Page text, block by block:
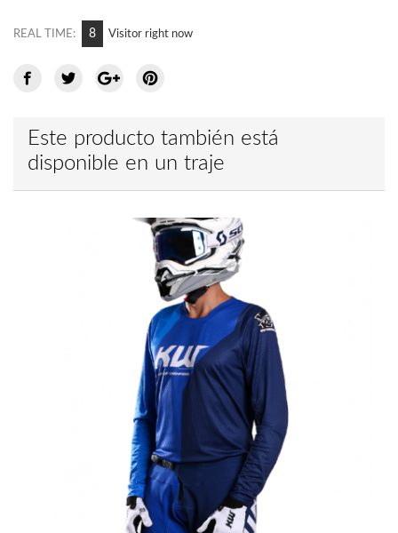
REAL TIME: 5 Visitor right now
Este producto también está
disponible en un traje